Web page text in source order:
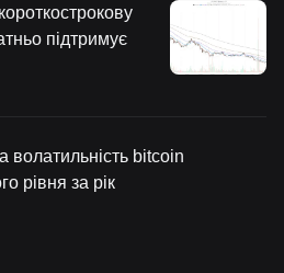
підтримує
волатильність bitcoin
рівня за рік